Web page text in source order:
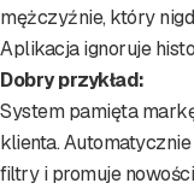
mężczyźnie, który
Aplikacja ignoruje
Dobry przykład:
System pamięta
klienta.
filtry i promuje